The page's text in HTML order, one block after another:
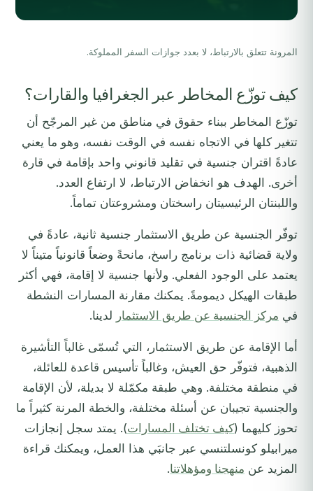
المرونة تتعلق بالارتباط، لا بعدد جوازات السفر المملوكة.
كيف توزّع المخاطر عبر الجغرافيا والقارات؟
توزّع المخاطر ببناء حقوق في مناطق من غير المرجّح أن
تتغير كلها في الاتجاه نفسه في الوقت نفسه، وهو ما يعني
عادةً اقتران جنسية في تقليد قانوني واحد بإقامة في قارة
أخرى. الهدف هو انخفاض الارتباط، لا ارتفاع العدد.
واللبنتان الرئيسيتان راسختان ومشروعتان تماماً.
توفّر الجنسية عن طريق الاستثمار جنسية ثانية، عادةً في
ولاية قضائية ذات برنامج راسخ، مانحةً وضعاً قانونياً متيناً لا
يعتمد على الوجود الفعلي. ولأنها جنسية لا إقامة، فهي أكثر
طبقات الهيكل ديمومةً. يمكنك مقارنة المسارات النشطة
في مركز الجنسية عن طريق الاستثمار لدينا.
أما الإقامة عن طريق الاستثمار، التي تُسمّى غالباً التأشيرة
الذهبية، فتوفّر حق العيش، وغالباً تأسيس قاعدة للعائلة،
في منطقة مختلفة. وهي طبقة مكمّلة لا بديلة، لأن الإقامة
والجنسية تجيبان عن أسئلة مختلفة، والخطة المرنة كثيراً ما
تحوز كليهما (كيف تختلف المسارات). يمتد سجل إنجازات
ميرابيلو كونسلتنسي عبر جانبَي هذا العمل، ويمكنك قراءة
المزيد عن منهجنا ومؤهلاتنا.